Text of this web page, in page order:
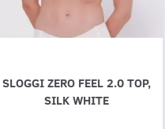
SLOGGI ZERO FEEL 2.0 TOP,
SILK WHITE